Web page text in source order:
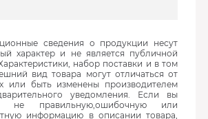
сведения о продукции несут
характер и не является публичной
набор поставки и в том
вид товара могут отличаться от
или быть изменены производителем
уведомления. Если вы
не правильную,ошибочную или
информацию в описании товара,